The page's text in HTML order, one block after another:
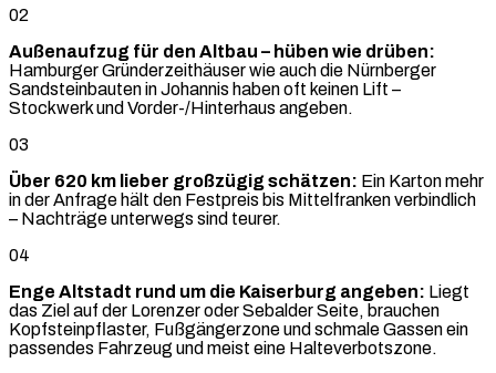
02
Außenaufzug für den Altbau – hüben wie drüben:
Hamburger Gründerzeithäuser wie auch die Nürnberger
Sandsteinbauten in Johannis haben oft keinen Lift –
Stockwerk und Vorder-/Hinterhaus angeben.
03
Über 620 km lieber großzügig schätzen: Ein Karton mehr
in der Anfrage hält den Festpreis bis Mittelfranken verbindlich
– Nachträge unterwegs sind teurer.
04
Enge Altstadt rund um die Kaiserburg angeben: Liegt
das Ziel auf der Lorenzer oder Sebalder Seite, brauchen
Kopfsteinpflaster, Fußgängerzone und schmale Gassen ein
passendes Fahrzeug und meist eine Halteverbotszone.